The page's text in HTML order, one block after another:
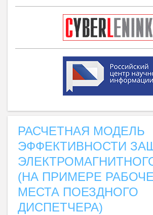
РАСЧЕТНАЯ МОДЕЛЬ
ЭФФЕКТИВНОСТИ
(НА ПРИМЕРЕ
МЕСТА ПОЕЗДНОГО
ДИСПЕТЧЕРА)